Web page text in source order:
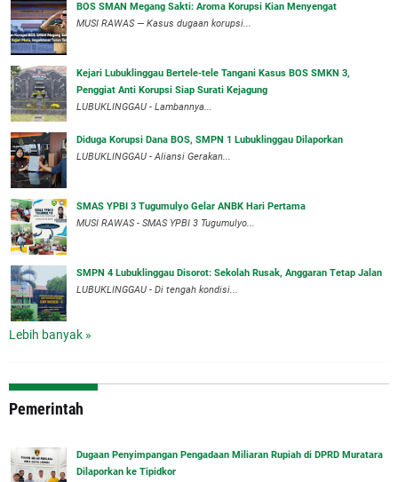
BOS SMAN Megang Sakti: Aroma Korupsi Kian Menyengat
MUSI RAWAS — Kasus dugaan korupsi...
Kejari Lubuklinggau Bertele-tele Tangani Kasus BOS SMKN 3,
Penggiat Anti Korupsi Siap Surati Kejagung
LUBUKLINGGAU - Lambannya...
Diduga Korupsi Dana BOS, SMPN 1 Lubuklinggau Dilaporkan
LUBUKLINGGAU - Aliansi Gerakan...
SMAS YPBI 3 Tugumulyo Gelar ANBK Hari Pertama
MUSI RAWAS - SMAS YPBI 3 Tugumulyo...
SMPN 4 Lubuklinggau Disorot: Sekolah Rusak, Anggaran Tetap Jalan
LUBUKLINGGAU - Di tengah kondisi...
Lebih banyak »
Pemerintah
‎Dugaan Penyimpangan Pengadaan Miliaran Rupiah di DPRD Muratara
Dilaporkan ke Tipidkor